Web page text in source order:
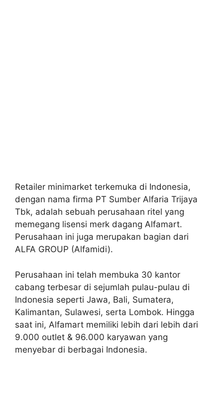
Retailer minimarket terkemuka di Indonesia,
dengan nama firma PT Sumber Alfaria Trijaya
Tbk, adalah sebuah perusahaan ritel yang
memegang lisensi merk dagang Alfamart.
Perusahaan ini juga merupakan bagian dari
ALFA GROUP (Alfamidi).
Perusahaan ini telah membuka 30 kantor
cabang terbesar di sejumlah pulau-pulau di
Indonesia seperti Jawa, Bali, Sumatera,
Kalimantan, Sulawesi, serta Lombok. Hingga
saat ini, Alfamart memiliki lebih dari lebih dari
9.000 outlet & 96.000 karyawan yang
menyebar di berbagai Indonesia.